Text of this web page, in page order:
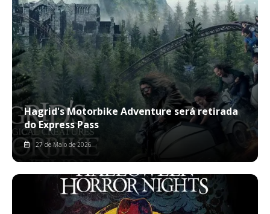
Hagrid's Motorbike Adventure será retirada
do Express Pass
27 de Maio de 2026